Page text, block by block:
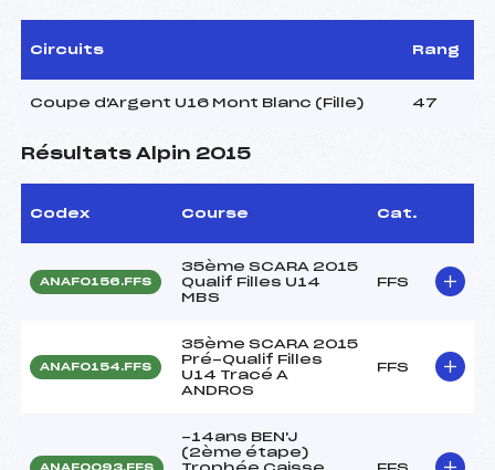
Circuits Rang
Coupe d'Argent U16 Mont Blanc (Fille) 47
Résultats Alpin 2015
Codex Course Cat.
ANAF0156.FFS
35ème SCARA 2015
Qualif Filles U14
MBS
FFS
ANAF0154.FFS
35ème SCARA 2015
Pré-Qualif Filles
U14 Tracé A
ANDROS
FFS
ANAF0093.FFS
-14ans BEN'J
(2ème étape)
Trophée Caisse
FFS